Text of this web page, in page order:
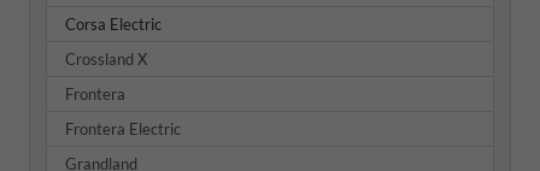
Corsa Electric
Crossland X
Frontera
Frontera Electric
Grandland